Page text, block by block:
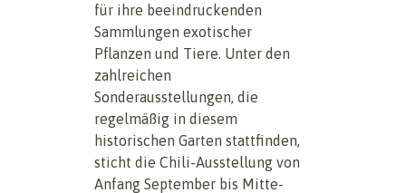
für ihre beeindruckenden
Sammlungen exotischer
Pflanzen und Tiere. Unter den
zahlreichen
Sonderausstellungen, die
regelmäßig in diesem
historischen Garten stattfinden,
sticht die Chili-Ausstellung von
Anfang September bis Mitte-